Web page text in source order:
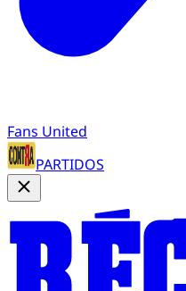
Fans United
PARTIDOS